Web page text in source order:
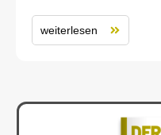
weiterlesen